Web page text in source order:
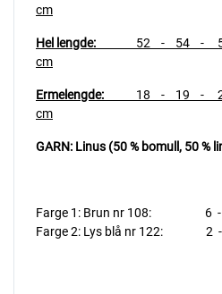
cm
Hel lengde:
52 - 54 -
cm
Ermelengde: 18 - 19 -
cm
GARN: Linus (50 % bomull, 50 %
Farge 1: Brun nr 108: 6 -
Farge 2: Lys blå nr 122: 2 -